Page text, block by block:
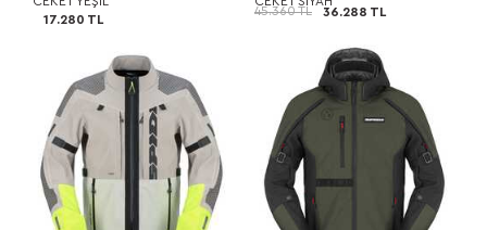
17.280 TL
45.360 TL 36.288 TL